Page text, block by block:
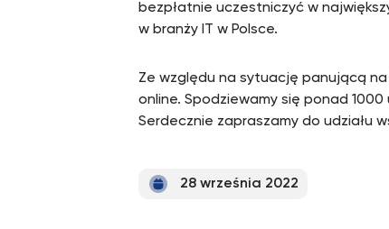
bezpłatnie uczestniczyć w
w branży IT w Polsce.
Ze względu na sytuację panującą
online. Spodziewamy się ponad
Serdecznie zapraszamy do udziału
28 września 2022